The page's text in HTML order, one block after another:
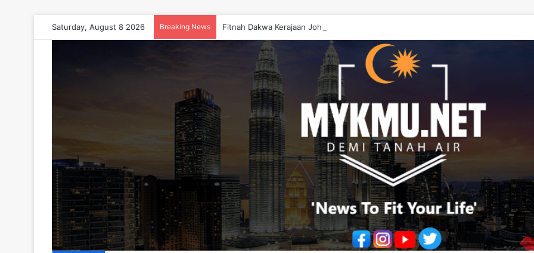
Saturday, August 8 2026 Breaking News Fitnah Dakwa Kerajaan Johor ‘Berwayang’ Perlu Diperbetulkan – Onn Hafiz